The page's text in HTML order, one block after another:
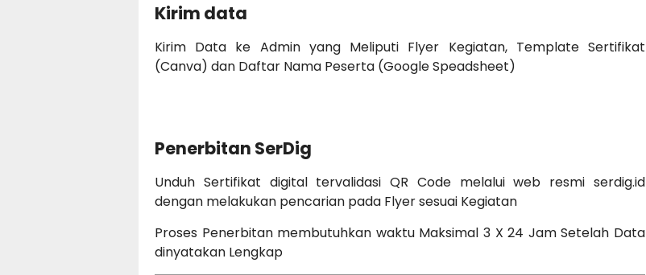
Kirim data
Kirim Data ke Admin yang Meliputi Flyer Kegiatan, Template Sertifikat
(Canva) dan Daftar Nama Peserta (Google Speadsheet)
Penerbitan SerDig
Unduh Sertifikat digital tervalidasi QR Code melalui web resmi serdig.id
dengan melakukan pencarian pada Flyer sesuai Kegiatan
Proses Penerbitan membutuhkan waktu Maksimal 3 X 24 Jam Setelah Data
dinyatakan Lengkap